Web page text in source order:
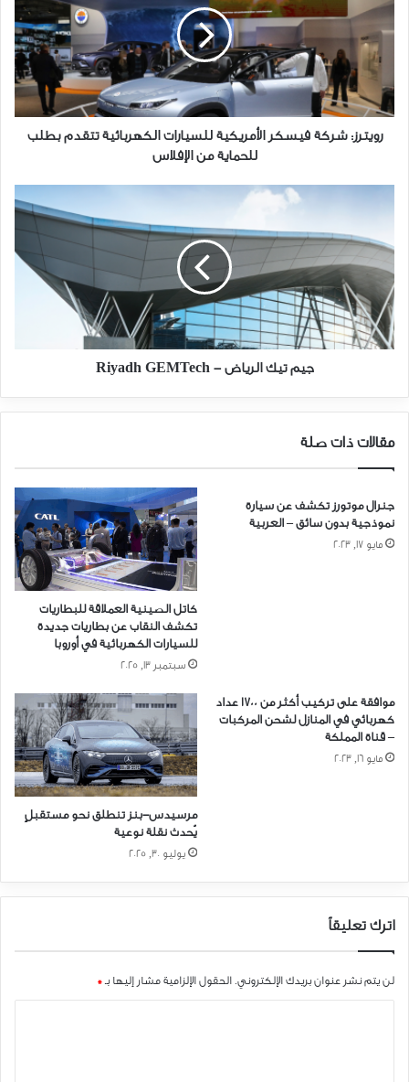
الأمريكية
للسيارات
الكهربائية
تتقدم
بطلب
للحماية
منرويترز: شركة فيسكر الأمريكية للسيارات الكهربائية تتقدم بطلب
للحماية من الإفلاس
-
Riyadh
GEMTech
جيم تيك الرياض - Riyadh GEMTech
مقالات ذات صلة
جنرال موتورز تكشف عن سيارة
نموذجية بدون سائق – العربية
مايو 17, 2023
كاتل الصينية العملاقة للبطاريات
تكشف النقاب عن بطاريات جديدة
للسيارات الكهربائية في أوروبا
سبتمبر 13, 2025
موافقة على تركيب أكثر من 1700 عداد
كهربائي في المنازل لشحن المركبات
– قناة المملكة
مايو 16, 2023
مرسيدس-بنز تنطلق نحو مستقبلٍ
يُحدث نقلة نوعية
يوليو 30, 2025
اترك تعليقاً
لن يتم نشر عنوان بريدك الإلكتروني. الحقول الإلزامية مشار إليها بـ *